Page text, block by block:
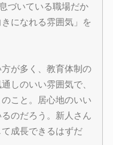
づいている職場だか
になれる雰囲気」を
が多く、教育体制の
しのいい雰囲気で、
こと。居心地のいい
のだろう。新人さん
成長できるはずだ